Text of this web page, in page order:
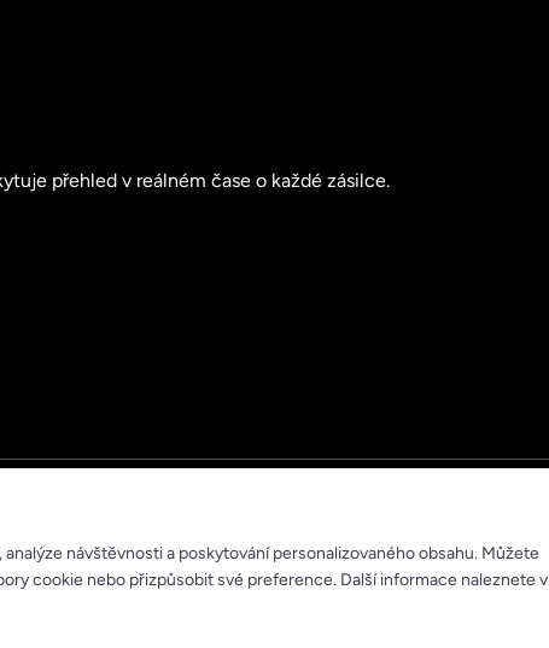
přehled v reálném čase o každé zásilce.
návštěvnosti a poskytování personalizovaného obsahu. Můžete
cookie nebo přizpůsobit své preference. Další informace naleznete v